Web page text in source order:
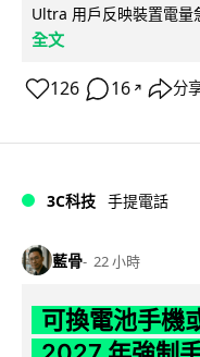
Ultra 用戶反映裝置電量
全文
126 16 ↗ 分
3C科技 手提電話
藍骨 22 小時
可換電池手機